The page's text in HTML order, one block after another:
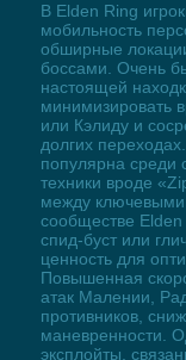
В Elden Ring
мобильность
обширные
боссами. Очень
настоящей
минимизировать
или Кэлиду и
долгих
популярна среди
техники вроде
между ключевыми
сообществе
спид-буст или
ценность для
Повышенная
атак Малении,
противников,
маневренности.
эксплойты,